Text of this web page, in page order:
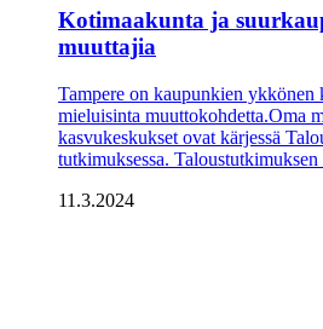
Kotimaakunta ja
muuttajia
Tampere on kaupunkien ykkönen
mieluisinta muutto­kohdetta.Oma
kasvukeskukset ovat kärjessä
tutkimuksessa. Taloustutkimuksen
11.3.2024